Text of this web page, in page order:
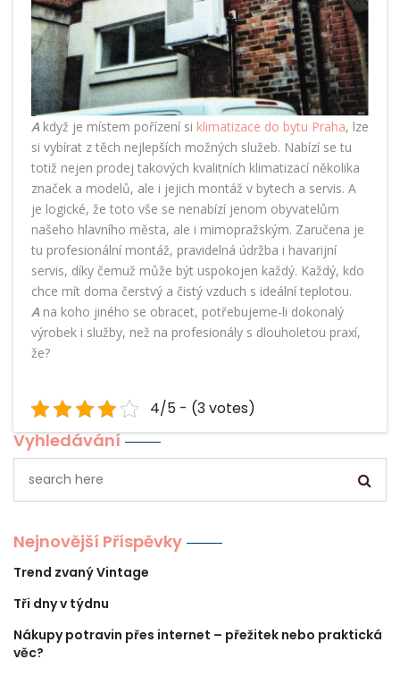
A když je místem pořízení si klimatizace do bytu Praha, lze
si vybírat z těch nejlepších možných služeb. Nabízí se tu
totiž nejen prodej takových kvalitních klimatizací několika
značek a modelů, ale i jejich montáž v bytech a servis. A
je logické, že toto vše se nenabízí jenom obyvatelům
našeho hlavního města, ale i mimopražským. Zaručena je
tu profesionální montáž, pravidelná údržba i havarijní
servis, díky čemuž může být uspokojen každý. Každý, kdo
chce mít doma čerstvý a čistý vzduch s ideální teplotou.
A na koho jiného se obracet, potřebujeme-li dokonalý
výrobek i služby, než na profesionály s dlouholetou praxí,
že?
4/5 - (3 votes)
Vyhledávání
Nejnovější Příspěvky
Trend zvaný Vintage
Tři dny v týdnu
Nákupy potravin přes internet – přežitek nebo praktická
věc?